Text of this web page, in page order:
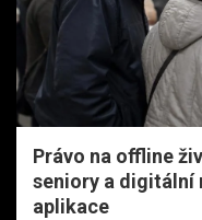
Právo na offline
seniory a digitální
aplikace